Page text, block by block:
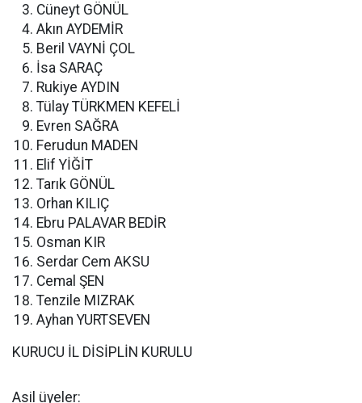
Cüneyt GÖNÜL
Akın AYDEMİR
Beril VAYNİ ÇOL
İsa SARAÇ
Rukiye AYDIN
Tülay TÜRKMEN KEFELİ
Evren SAĞRA
Ferudun MADEN
Elif YİĞİT
Tarık GÖNÜL
Orhan KILIÇ
Ebru PALAVAR BEDİR
Osman KIR
Serdar Cem AKSU
Cemal ŞEN
Tenzile MIZRAK
Ayhan YURTSEVEN
KURUCU İL DİSİPLİN KURULU
Asil üyeler: